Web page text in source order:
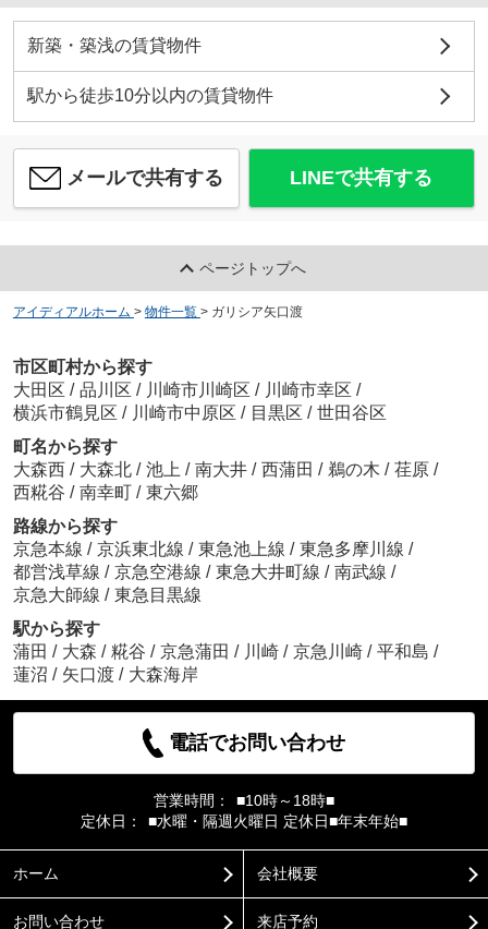
新築・築浅の賃貸物件
駅から徒歩10分以内の賃貸物件
メールで共有する LINEで共有する
ページトップへ
アイディアルホーム > 物件一覧 > ガリシア矢口渡
市区町村から探す
大田区 / 品川区 / 川崎市川崎区 / 川崎市幸区 /
横浜市鶴見区 / 川崎市中原区 / 目黒区 / 世田谷区
町名から探す
大森西 / 大森北 / 池上 / 南大井 / 西蒲田 / 鵜の木 / 荏原 /
西糀谷 / 南幸町 / 東六郷
路線から探す
京急本線 / 京浜東北線 / 東急池上線 / 東急多摩川線 /
都営浅草線 / 京急空港線 / 東急大井町線 / 南武線 /
京急大師線 / 東急目黒線
駅から探す
蒲田 / 大森 / 糀谷 / 京急蒲田 / 川崎 / 京急川崎 / 平和島 /
蓮沼 / 矢口渡 / 大森海岸
電話でお問い合わせ
営業時間：
■10時～18時■
定休日：
■水曜・隔週火曜日 定休日■年末年始■
ホーム 会社概要
お問い合わせ 来店予約